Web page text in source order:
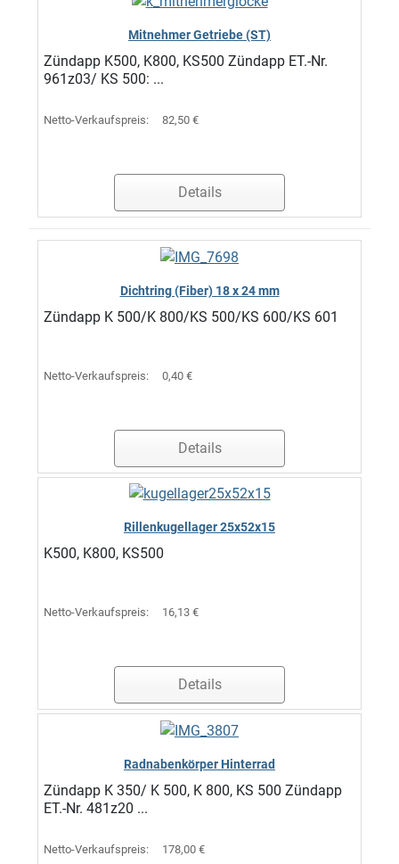
Mitnehmer Getriebe (ST)
Zündapp K500, K800, KS500 Zündapp ET.-Nr.
961z03/ KS 500: ...
Netto-Verkaufspreis: 82,50 €
Details
Dichtring (Fiber) 18 x 24 mm
Zündapp K 500/K 800/KS 500/KS 600/KS 601
Netto-Verkaufspreis: 0,40 €
Details
Rillenkugellager 25x52x15
K500, K800, KS500
Netto-Verkaufspreis: 16,13 €
Details
Radnabenkörper Hinterrad
Zündapp K 350/ K 500, K 800, KS 500 Zündapp
ET.-Nr. 481z20 ...
Netto-Verkaufspreis: 178,00 €